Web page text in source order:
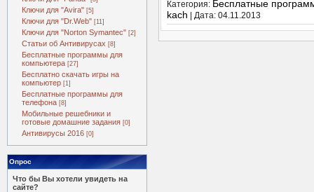
Ключи для "Avira" [5]
Ключи для "Dr.Web" [11]
Ключи для "Norton Symantec" [2]
Статьи об Антивирусах [8]
Бесплатные программы для
компьютера [27]
Бесплатно скачать игры на
компьютер [1]
Бесплатные программы для
телефона [8]
Мобильные решебники и
готовые домашние задания [0]
Антивирусы 2016 [0]
Опрос
Что бы Вы хотели увидеть на
сайте?
Категория: Бесплатные
kach
Дата: 04.11.2013